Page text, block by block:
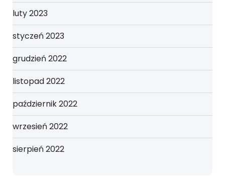
luty 2023
styczeń 2023
grudzień 2022
listopad 2022
październik 2022
wrzesień 2022
sierpień 2022